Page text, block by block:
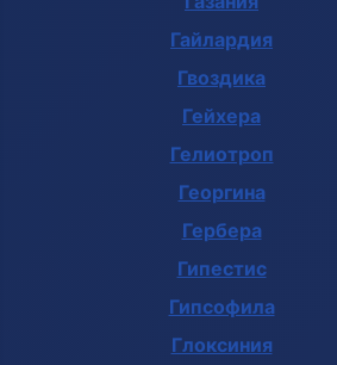
Гайлардия
Гвоздика
Гейхера
Гелиотроп
Георгина
Гербера
Гипестис
Гипсофила
Глоксиния